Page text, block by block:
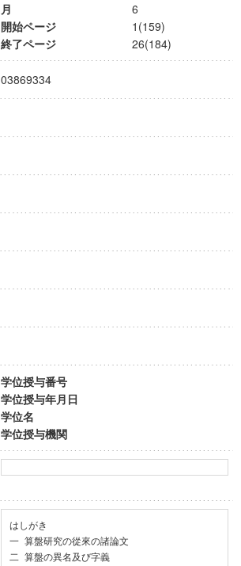
月
6
開始ページ
1(159)
終了ページ
26(184)
03869334
学位授与番号
学位授与年月日
学位名
学位授与機関
はしがき
一 算盤研究の從來の諸論文
二 算盤の異名及び字義